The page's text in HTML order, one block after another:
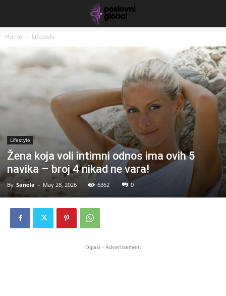
Home Lifestyle
Lifestyle
Žena koja voli intimni odnos ima ovih 5
navika – broj 4 nikad ne vara!
By Sanela - May 28, 2026 6362 0
Oglasi - Advertisement